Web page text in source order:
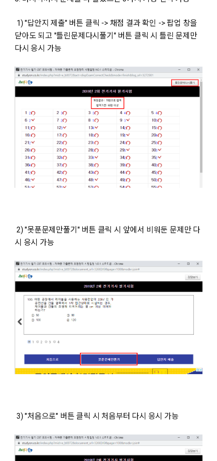
1) "답안지 제출" 버튼 클릭 -> 채점 결과 확인 -> 팝업 창을
닫아도 되고 "틀린문제다시풀기" 버튼 클릭 시 틀린 문제만
다시 응시 가능
2) "못푼문제만풀기" 버튼 클릭 시 앞에서 비워둔 문제만 다
시 응시 가능
3) "처음으로" 버튼 클릭 시 처음부터 다시 응시 가능